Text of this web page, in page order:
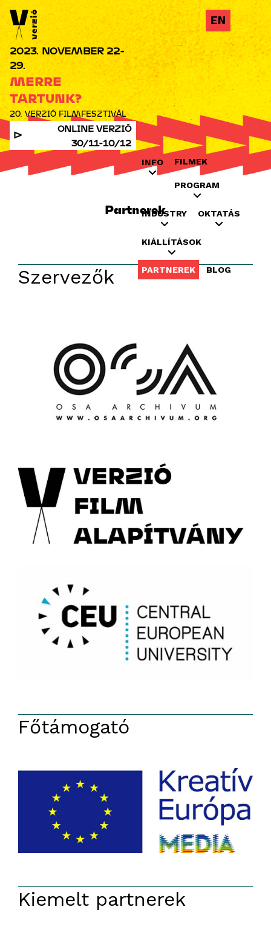
Jump to navigation
INFO FILMEK
PROGRAM
INDUSTRY OKTATÁS
KIÁLLÍTÁSOK
PARTNEREK BLOG
ONLINE VERZIÓ
30/11-10/12
MERRE
TARTUNK?
20. VERZIÓ FILMFESZTIVÁL
2023. NOVEMBER 22-
29.
Partnerek
Szervezők
Főtámogató
Kiemelt partnerek
EN